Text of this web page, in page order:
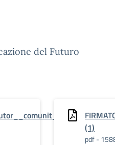
del Futuro
(1)
pdf -